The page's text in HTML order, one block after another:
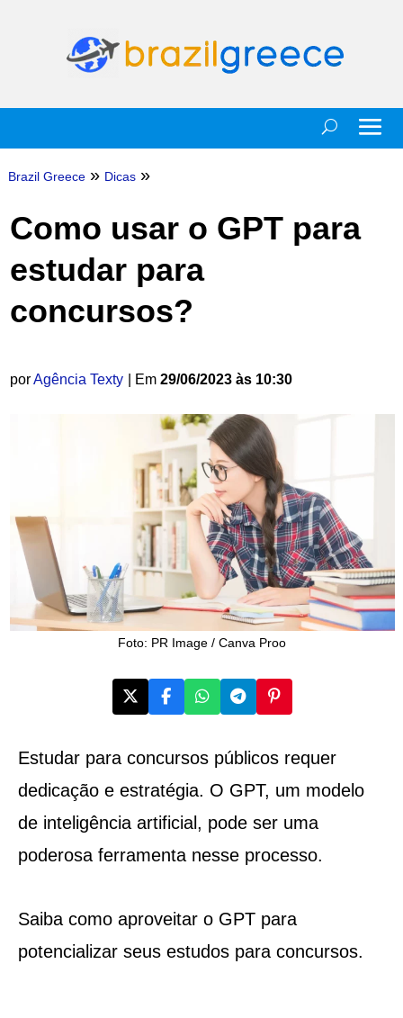
Brazil Greece » Dicas »
Como usar o GPT para
estudar para
concursos?
porAgência Texty | Em 29/06/2023 às 10:30
Foto: PR Image / Canva Proo
Estudar para concursos públicos requer
dedicação e estratégia. O GPT, um modelo
de inteligência artificial, pode ser uma
poderosa ferramenta nesse processo.
Saiba como aproveitar o GPT para
potencializar seus estudos para concursos.